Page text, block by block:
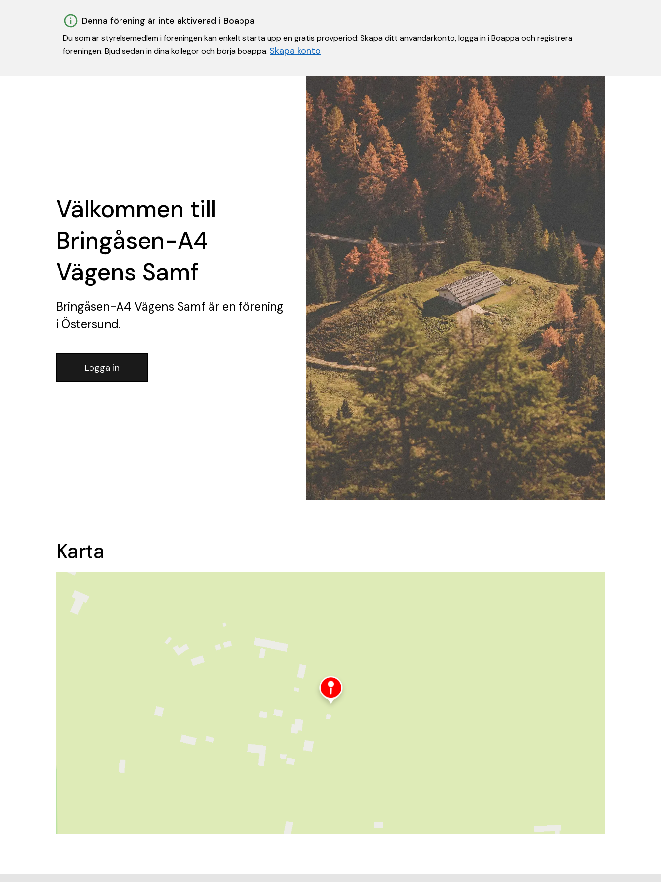
Denna förening är inte aktiverad i Boappa
Du som är styrelsemedlem i föreningen kan enkelt starta upp en gratis provperiod: Skapa ditt användarkonto, logga in i Boappa och registrera
föreningen. Bjud sedan in dina kollegor och börja boappa. Skapa konto
Välkommen till
Bringåsen-A4
Vägens Samf
Bringåsen-A4 Vägens Samf är en förening
i Östersund.
Logga in
Karta